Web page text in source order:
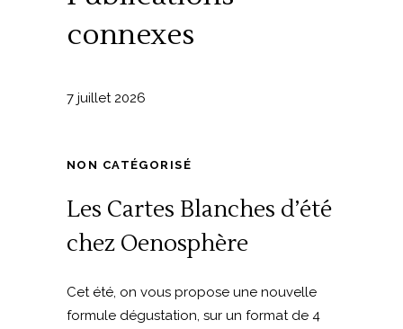
connexes
7 juillet 2026
NON CATÉGORISÉ
Les Cartes Blanches d’été
chez Oenosphère
Cet été, on vous propose une nouvelle
formule dégustation, sur un format de 4